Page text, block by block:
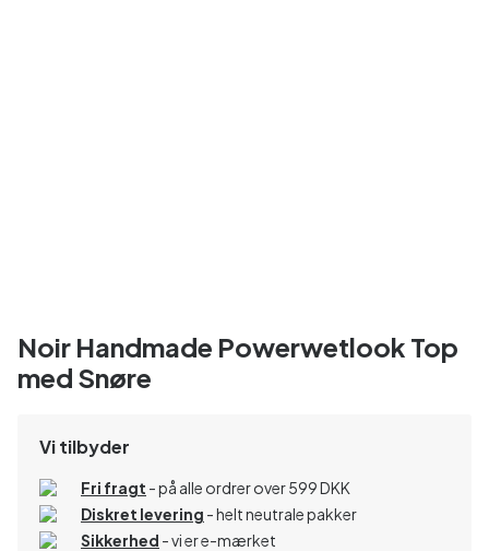
Noir Handmade Powerwetlook Top
med Snøre
Vi tilbyder
Fri fragt - på alle ordrer over 599 DKK
Diskret levering - helt neutrale pakker
Sikkerhed - vi er e-mærket